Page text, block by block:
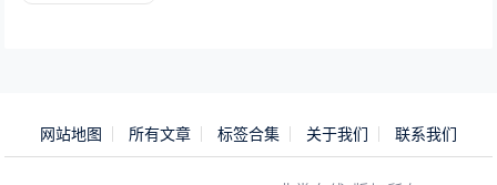
网站地图 所有文章 标签合集 关于我们 联系我们